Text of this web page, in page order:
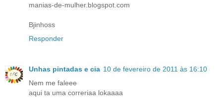
manias-de-mulher.blogspot.com
Bjinhoss
Responder
Unhas pintadas e cia 10 de fevereiro de 2011 às 16:10
Nem me faleee
aqui ta uma correriaa lokaaaa